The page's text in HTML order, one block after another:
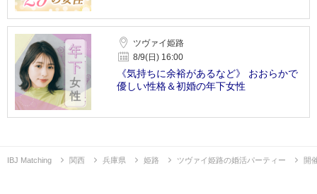
ツヴァイ姫路
8/9(日) 16:00
《気持ちに余裕があるなど》 おおらかで
優しい性格＆初婚の年下女性
IBJ Matching 関西 兵庫県 姫路 ツヴァイ姫路の婚活パーティー 開